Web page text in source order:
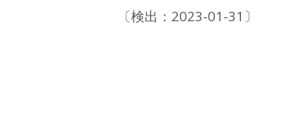
〔検出：2023-01-31〕